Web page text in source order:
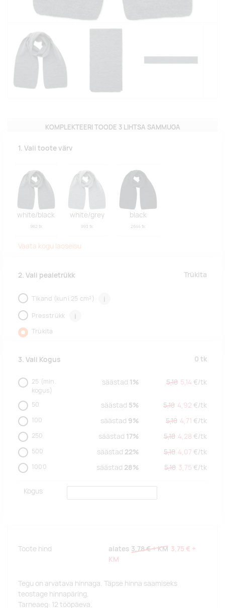
KOMPLEKTEERI TOODE 3 LIHTSA SAMMUGA
1. Vali toote värv
white/black
962 tk
white/grey
993 tk
black
2644 tk
Vaata kogu laoseisu
2. Vali pealetrükk Trükita
Tikand (kuni 25 cm²) i
Presstrükk i
Trükita
3. Vali Kogus 0 tk
25 (min.
kogus)
säästad 1% 5,18 5,14 €/tk
50 säästad 5% 5,18 4,92 €/tk
100 säästad 9% 5,18 4,71 €/tk
250 säästad 17% 5,18 4,28 €/tk
500 säästad 22% 5,18 4,07 €/tk
1000 säästad 28% 5,18 3,75 €/tk
Kogus
Toote hind alates 3,78 €+ KM 3,75 € +
KM
Tegu on arvatava hinnaga. Täpse hinna saamiseks
teostage hinnapäring.
Tarneaeg: 12 tööpäeva.